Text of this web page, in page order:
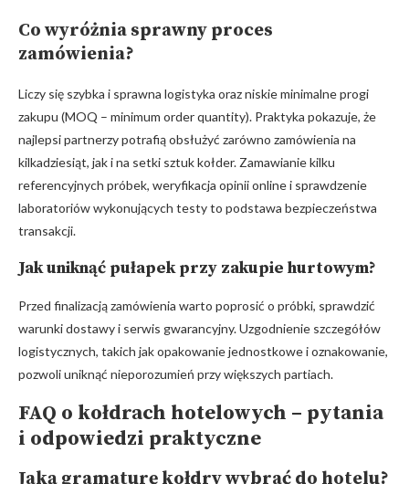
Co wyróżnia sprawny proces
zamówienia?
Liczy się szybka i sprawna logistyka oraz niskie minimalne progi
zakupu (MOQ – minimum order quantity). Praktyka pokazuje, że
najlepsi partnerzy potrafią obsłużyć zarówno zamówienia na
kilkadziesiąt, jak i na setki sztuk kołder. Zamawianie kilku
referencyjnych próbek, weryfikacja opinii online i sprawdzenie
laboratoriów wykonujących testy to podstawa bezpieczeństwa
transakcji.
Jak uniknąć pułapek przy zakupie hurtowym?
Przed finalizacją zamówienia warto poprosić o próbki, sprawdzić
warunki dostawy i serwis gwarancyjny. Uzgodnienie szczegółów
logistycznych, takich jak opakowanie jednostkowe i oznakowanie,
pozwoli uniknąć nieporozumień przy większych partiach.
FAQ o kołdrach hotelowych – pytania
i odpowiedzi praktyczne
Jaką gramaturę kołdry wybrać do hotelu?